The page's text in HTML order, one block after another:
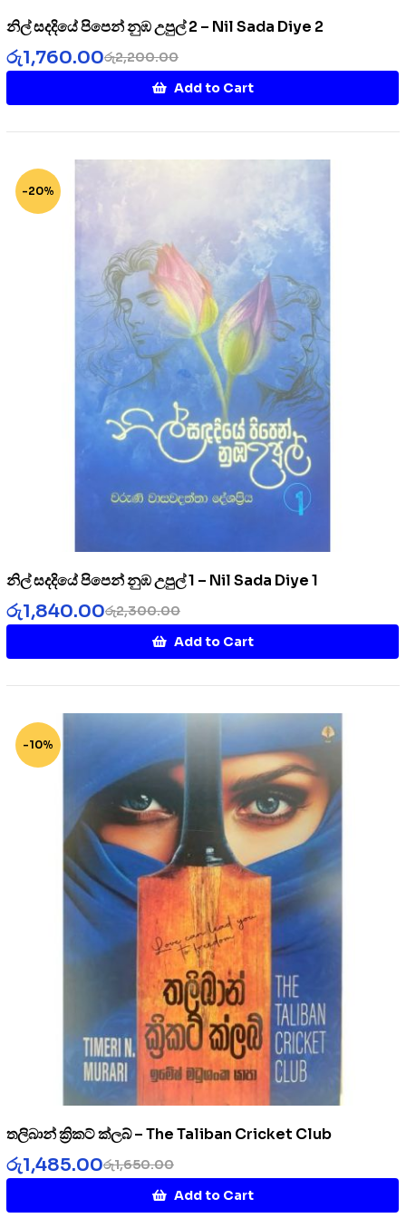
නිල් සදදියේ පිපෙන් නුඹ උපුල් 2 – Nil Sada Diye 2
රු2,200.00
රු1,760.00
Add to Cart
-20%
නිල් සදදියේ පිපෙන් නුඹ උපුල් 1 – Nil Sada Diye 1
රු2,300.00
රු1,840.00
Add to Cart
-10%
තලිබාන් ක්‍රිකට් ක්ලබ් – The Taliban Cricket Club
රු1,650.00
රු1,485.00
Add to Cart